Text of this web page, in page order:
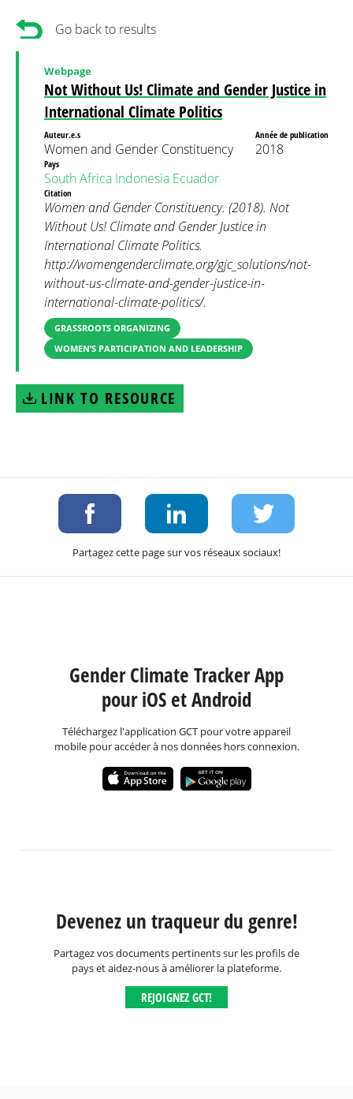
Go back to results
Not Without Us! Climate and Gender Justice in
International Climate Politics
Webpage
Auteur.e.s
Women and Gender Constituency
Année de publication
2018
Pays
South Africa Indonesia Ecuador
Citation
Women and Gender Constituency. (2018). Not
Without Us! Climate and Gender Justice in
International Climate Politics.
http://womengenderclimate.org/gjc_solutions/not-
without-us-climate-and-gender-justice-in-
international-climate-politics/.
GRASSROOTS ORGANIZING
WOMEN’S PARTICIPATION AND LEADERSHIP
LINK TO RESOURCE
Partagez cette page sur vos réseaux sociaux!
Gender Climate Tracker App
pour iOS et Android
Téléchargez l'application GCT pour votre appareil
mobile pour accéder à nos données hors connexion.
Devenez un traqueur du genre!
Partagez vos documents pertinents sur les profils de
pays et aidez-nous à améliorer la plateforme.
REJOIGNEZ GCT!